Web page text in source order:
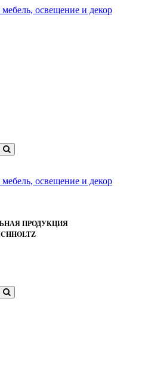
ПРОДУКЦИЯ